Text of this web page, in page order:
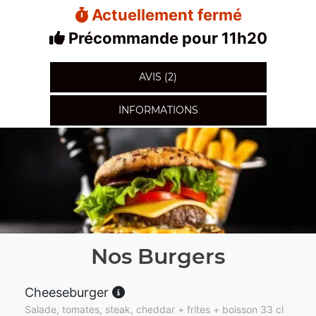
Actuellement fermé
Précommande pour 11h20
AVIS (2)
INFORMATIONS
Nos Burgers
Cheeseburger
Salade, tomates, steak, cheddar + frites + boisson 33 cl